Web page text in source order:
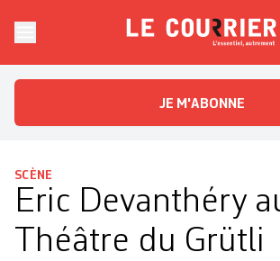
Le Courrier
JE M'ABONNE
SCÈNE
Eric Devanthéry
Théâtre du Grütli